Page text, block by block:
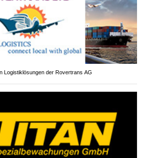
Logistiklösungen der Rovertrans AG